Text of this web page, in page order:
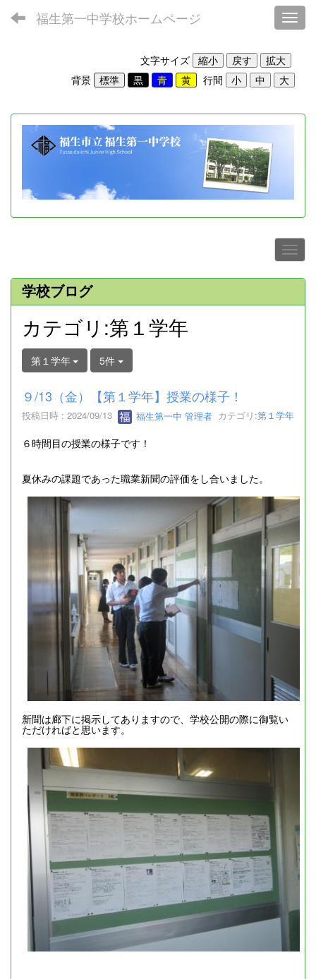
福生第一中学校ホームページ
文字サイズ
背景
行間
学校ブログ
カテゴリ:第１学年
第１学年 5件
９/13（金）【第１学年】授業の様子！
投稿日時 : 2024/09/13 福生第一中 管理者 カテゴリ:第１学年
６時間目の授業の様子です！
夏休みの課題であった職業新聞の評価をし合いました。
新聞は廊下に掲示してありますので、学校公開の際に御覧い
ただければと思います。